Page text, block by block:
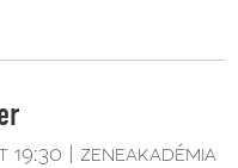
19:30 zeneakadémia